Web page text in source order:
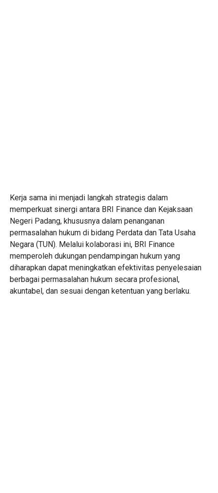
Kerja sama ini menjadi langkah strategis dalam
memperkuat sinergi antara BRI Finance dan Kejaksaan
Negeri Padang, khususnya dalam penanganan
permasalahan hukum di bidang Perdata dan Tata Usaha
Negara (TUN). Melalui kolaborasi ini, BRI Finance
memperoleh dukungan pendampingan hukum yang
diharapkan dapat meningkatkan efektivitas penyelesaian
berbagai permasalahan hukum secara profesional,
akuntabel, dan sesuai dengan ketentuan yang berlaku.